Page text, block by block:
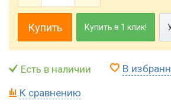
Купить Купить в 1 клик!
Есть в наличии В
К сравнению